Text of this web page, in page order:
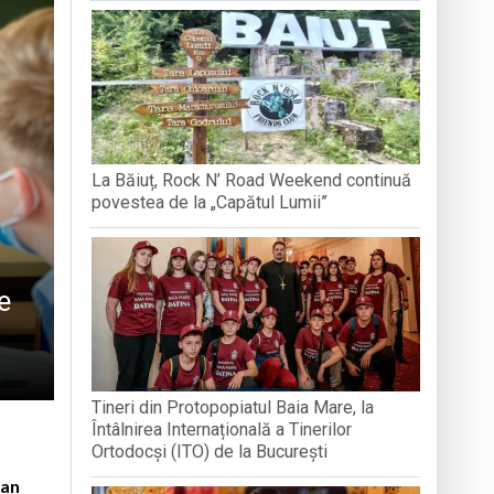
Sofronie Perța
lansare de carte și momente
BREB
La Băiuț, Rock N’ Road Weekend continuă
povestea de la „Capătul Lumii”
Tineri din Protopopiatul Baia Mare, la
Întâlnirea Internațională a Tinerilor
Ortodocși (ITO) de la București